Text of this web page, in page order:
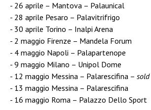
26 aprile – Mantova – Palaunical
28 aprile Pesaro – Palavitrifrigo
30 aprile Torino – Inalpi Arena
2 maggio Firenze – Mandela Forum
4 maggio Napoli – Palapartenope
9 maggio Milano – Unipol Dome
12 maggio Messina – Palarescifina –
13 maggio Messina – Palarescifina
16 maggio Roma – Palazzo Dello Sport